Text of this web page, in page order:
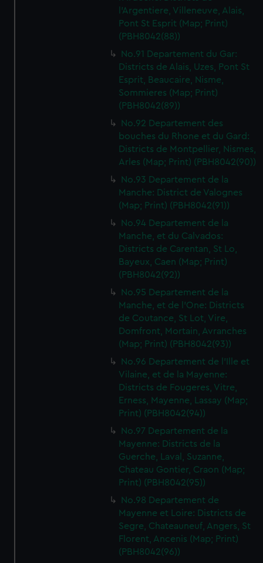
l'Argentiere, Villeneuve, Alais,
Pont St Esprit (Map; Print)
(PBH8042(88))
No.91 Departement du Gar:
Districts de Alais, Uzes, Pont St
Esprit, Beaucaire, Nisme,
Sommieres (Map; Print)
(PBH8042(89))
No.92 Departement des
bouches du Rhone et du Gard:
Districts de Montpellier, Nismes,
Arles (Map; Print) (PBH8042(90))
No.93 Departement de la
Manche: District de Valognes
(Map; Print) (PBH8042(91))
No.94 Departement de la
Manche, et du Calvados:
Districts de Carentan, St Lo,
Bayeux, Caen (Map; Print)
(PBH8042(92))
No.95 Departement de la
Manche, et de l'One: Districts
de Coutance, St Lot, Vire,
Domfront, Mortain, Avranches
(Map; Print) (PBH8042(93))
No.96 Departement de l'Ille et
Vilaine, et de la Mayenne:
Districts de Fougeres, Vitre,
Erness, Mayenne, Lassay (Map;
Print) (PBH8042(94))
No.97 Departement de la
Mayenne: Districts de la
Guerche, Laval, Suzanne,
Chateau Gontier, Craon (Map;
Print) (PBH8042(95))
No.98 Departement de
Mayenne et Loire: Districts de
Segre, Chateauneuf, Angers, St
Florent, Ancenis (Map; Print)
(PBH8042(96))